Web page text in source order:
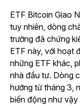
ETF Bitcoin Giao
tuy nhiên, dòng
trường đã chứng
ETF này, với hoạt
những ETF khác,
nhà đầu tư. Dòng
hướng từ tháng 3,
biến động như